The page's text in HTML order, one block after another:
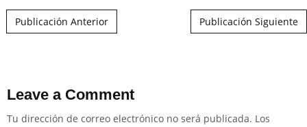
Publicación Anterior Publicación Siguiente
Leave a Comment
Tu dirección de correo electrónico no será publicada. Los